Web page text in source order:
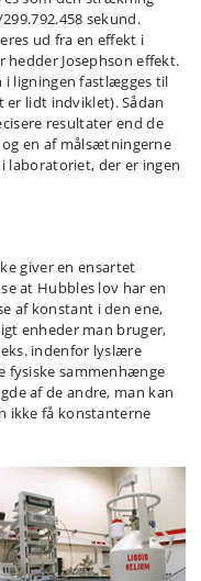
sekund.
ud fra en effekt i
hedder Josephson effekt.
ligningen fastlægges til
er lidt indviklet). Sådan
resultater end de
en af målsætningerne
laboratoriet, der er ingen
giver en ensartet
at Hubbles lov har en
af konstant i den ene,
enheder man bruger,
indenfor lyslære
fysiske sammenhænge
af de andre, man kan
ikke få konstanterne